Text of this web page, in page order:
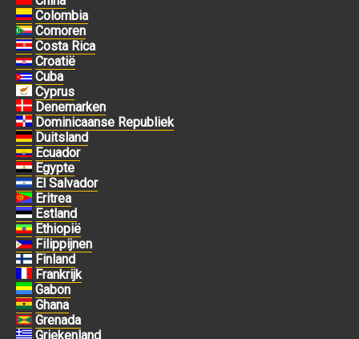
Colombia
Comoren
Costa Rica
Croatië
Cuba
Cyprus
Denemarken
Dominicaanse Republiek
Duitsland
Ecuador
Egypte
El Salvador
Eritrea
Estland
Ethiopië
Filippijnen
Finland
Frankrijk
Gabon
Ghana
Grenada
Griekenland